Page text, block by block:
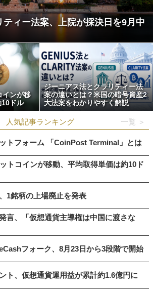
ティー法案、上院が採決日を9月中
インが移
10ドル
ジーニアス法とクラリティー法
案の違いとは？米国の暗号資産2
大法案をわかりやすく解説
人気記事ランキング 一覧 ＞
トフォーム 「CoinPost Terminal」とは
トコインが移動、平均取得単価は約10ド
1銘柄の上場廃止を発表
言、「仮想通貨主導権は中国に渡さな
フォーク、8月23日から3段階で開始
ト、仮想通貨運用益が累計約1.6億円に